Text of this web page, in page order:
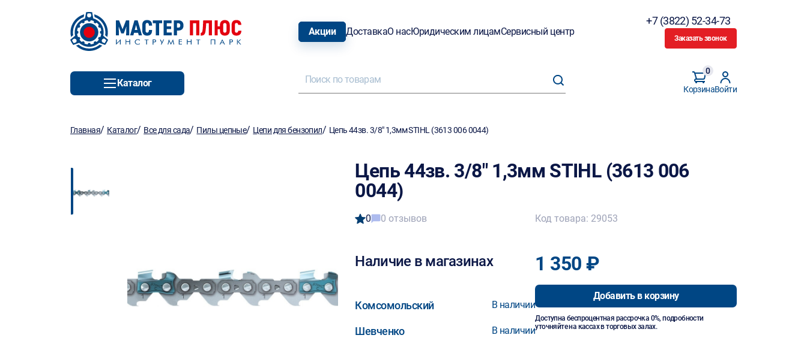
Акции ДоставкаО насЮридическим лицамСервисный центр
+7 (3822) 52-34-73
Заказать звонок
Каталог
Корзина
0
Войти
Главная/ Каталог/ Все для сада/ Пилы цепные/ Цепи для бензопил/ Цепь 44зв. 3/8" 1,3мм STIHL (3613 006 0044)
Цепь 44зв. 3/8" 1,3мм STIHL (3613 006
0044)
0 0 отзывов
Наличие в магазинах
Комсомольский В наличии
Шевченко В наличии
Код товара: 29053
1 350 ₽
Добавить в корзину
Доступна беспроцентная рассрочка 0%, подробности
уточняйте на кассах в торговых залах.